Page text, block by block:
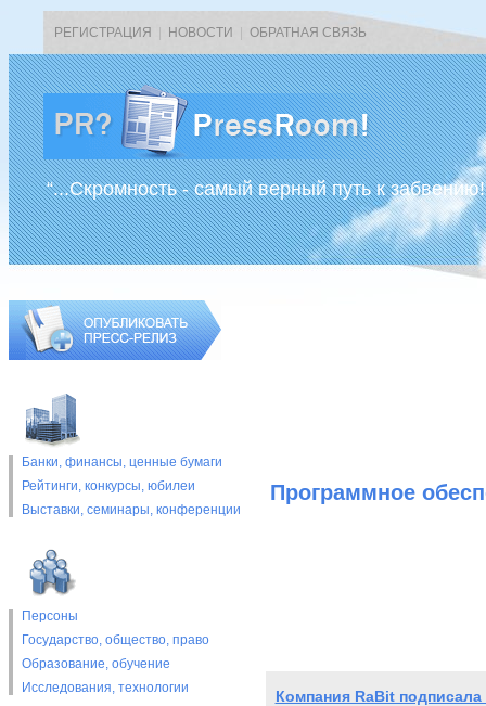
РЕГИСТРАЦИЯ НОВОСТИ ОБРАТНАЯ СВЯЗЬ
“...Скромность - самый верный путь к
Банки, финансы, ценные бумаги
Рейтинги, конкурсы, юбилеи
Выставки, cеминары, конференции
Персоны
Государство, общество, право
Образование, обучение
Исследования, технологии
Программное
Компания RaBit подписала